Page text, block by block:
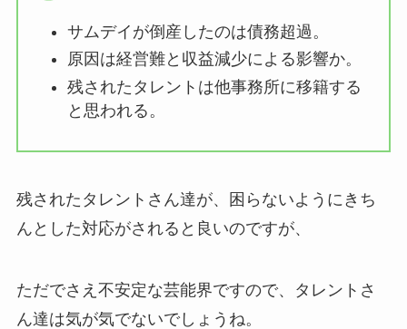
サムデイが倒産したのは債務超過。
原因は経営難と収益減少による影響か。
残されたタレントは他事務所に移籍する
と思われる。
残されたタレントさん達が、困らないようにきち
んとした対応がされると良いのですが、
ただでさえ不安定な芸能界ですので、タレントさ
ん達は気が気でないでしょうね。